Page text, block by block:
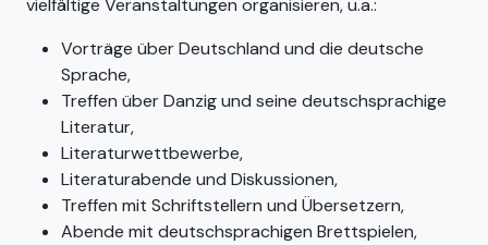
vielfältige Veranstaltungen organisieren, u.a.:
Vorträge über Deutschland und die deutsche
Sprache,
Treffen über Danzig und seine deutschsprachige
Literatur,
Literaturwettbewerbe,
Literaturabende und Diskussionen,
Treffen mit Schriftstellern und Übersetzern,
Abende mit deutschsprachigen Brettspielen,